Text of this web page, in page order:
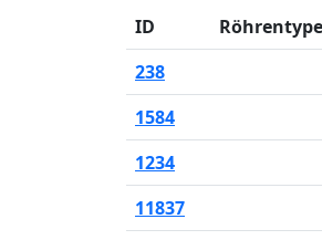
ID
238
1584
1234
11837